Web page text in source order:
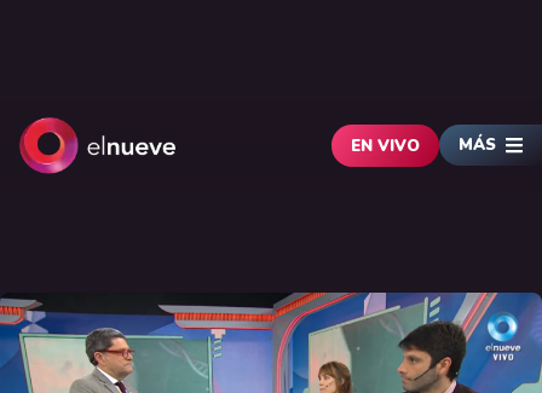
EN VIVO MÁS